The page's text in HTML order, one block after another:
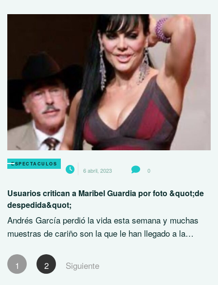
ESPECTACULOS
6 abril, 2023 0
Usuarios critican a Maribel Guardia por foto &quot;de
despedida&quot;
Andrés García perdió la vida esta semana y muchas
muestras de cariño son la que le han llegado a la…
Paginación
de
1 2 Siguiente